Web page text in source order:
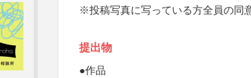
※投稿写真に写っている方全員の同
提出物
●作品